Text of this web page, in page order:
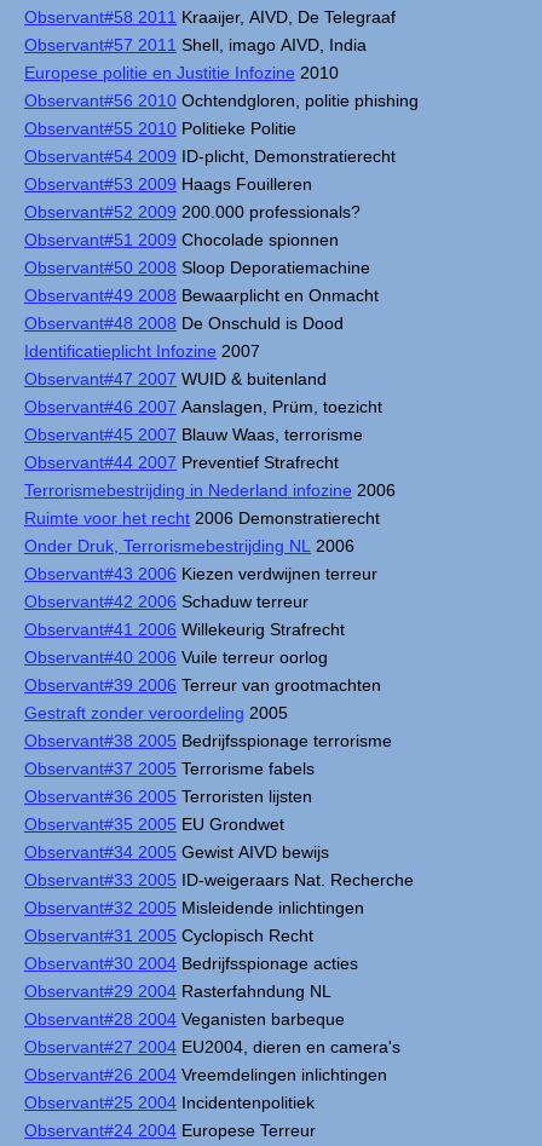
Observant#58 2011 Kraaijer, AIVD, De Telegraaf
Observant#57 2011 Shell, imago AIVD, India
Europese politie en Justitie Infozine 2010
Observant#56 2010 Ochtendgloren, politie phishing
Observant#55 2010 Politieke Politie
Observant#54 2009 ID-plicht, Demonstratierecht
Observant#53 2009 Haags Fouilleren
Observant#52 2009 200.000 professionals?
Observant#51 2009 Chocolade spionnen
Observant#50 2008 Sloop Deporatiemachine
Observant#49 2008 Bewaarplicht en Onmacht
Observant#48 2008 De Onschuld is Dood
Identificatieplicht Infozine 2007
Observant#47 2007 WUID & buitenland
Observant#46 2007 Aanslagen, Prüm, toezicht
Observant#45 2007 Blauw Waas, terrorisme
Observant#44 2007 Preventief Strafrecht
Terrorismebestrijding in Nederland infozine 2006
Ruimte voor het recht 2006 Demonstratierecht
Onder Druk, Terrorismebestrijding NL
2006
Observant#43 2006 Kiezen verdwijnen terreur
Observant#42 2006 Schaduw terreur
Observant#41 2006 Willekeurig Strafrecht
Observant#40 2006 Vuile terreur oorlog
Observant#39 2006 Terreur van grootmachten
Gestraft zonder veroordeling 2005
Observant#38 2005 Bedrijfsspionage terrorisme
Observant#37 2005 Terrorisme fabels
Observant#36 2005 Terroristen lijsten
Observant#35 2005 EU Grondwet
Observant#34 2005 Gewist AIVD bewijs
Observant#33 2005 ID-weigeraars Nat. Recherche
Observant#32 2005 Misleidende inlichtingen
Observant#31 2005 Cyclopisch Recht
Observant#30 2004 Bedrijfsspionage acties
Observant#29 2004 Rasterfahndung NL
Observant#28 2004 Veganisten barbeque
Observant#27 2004 EU2004, dieren en camera's
Observant#26 2004 Vreemdelingen inlichtingen
Observant#25 2004 Incidentenpolitiek
Observant#24 2004 Europese Terreur